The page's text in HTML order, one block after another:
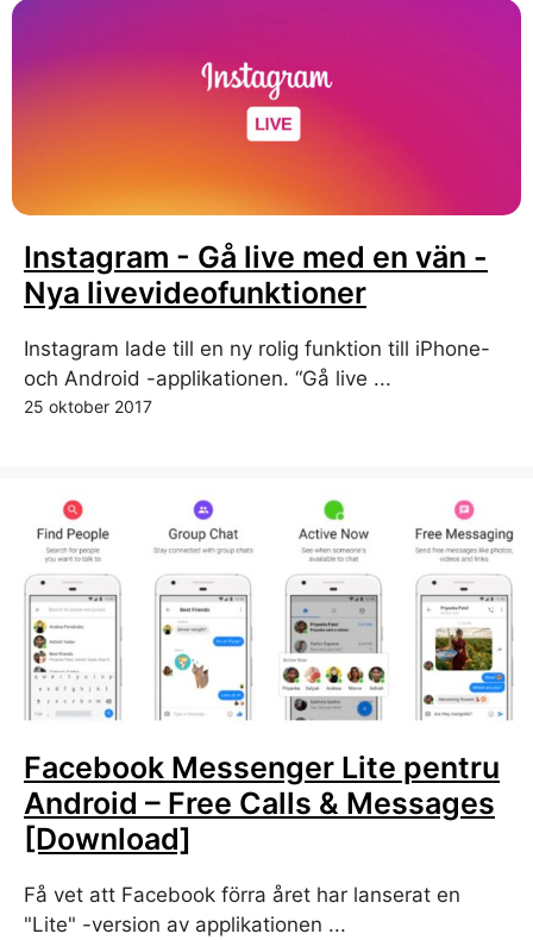
Instagram - Gå live med en vän -
Nya livevideofunktioner
Instagram lade till en ny rolig funktion till iPhone-
och Android -applikationen. “Gå live ...
25 oktober 2017
Facebook Messenger Lite pentru
Android – Free Calls & Messages
[Download]
Få vet att Facebook förra året har lanserat en
"Lite" -version av applikationen ...